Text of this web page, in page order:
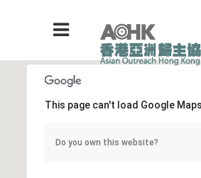
This page can't load Google
Do you own this website?